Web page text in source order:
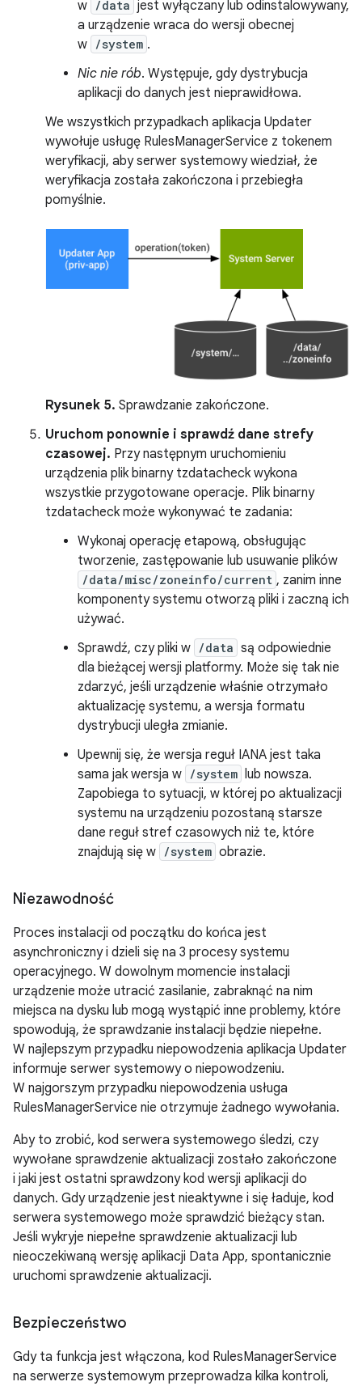
w /data jest wyłączany lub odinstalowywany,
a urządzenie wraca do wersji obecnej
w /system .
Nic nie rób. Występuje, gdy dystrybucja
aplikacji do danych jest nieprawidłowa.
We wszystkich przypadkach aplikacja Updater
wywołuje usługę RulesManagerService z tokenem
weryfikacji, aby serwer systemowy wiedział, że
weryfikacja została zakończona i przebiegła
pomyślnie.
Rysunek 5. Sprawdzanie zakończone.
Uruchom ponownie i sprawdź dane strefy
czasowej. Przy następnym uruchomieniu
urządzenia plik binarny tzdatacheck wykona
wszystkie przygotowane operacje. Plik binarny
tzdatacheck może wykonywać te zadania:
Wykonaj operację etapową, obsługując
tworzenie, zastępowanie lub usuwanie plików
/data/misc/zoneinfo/current , zanim inne
komponenty systemu otworzą pliki i zaczną ich
używać.
Sprawdź, czy pliki w /data są odpowiednie
dla bieżącej wersji platformy. Może się tak nie
zdarzyć, jeśli urządzenie właśnie otrzymało
aktualizację systemu, a wersja formatu
dystrybucji uległa zmianie.
Upewnij się, że wersja reguł IANA jest taka
sama jak wersja w /system lub nowsza.
Zapobiega to sytuacji, w której po aktualizacji
systemu na urządzeniu pozostaną starsze
dane reguł stref czasowych niż te, które
znajdują się w /system obrazie.
Niezawodność
Proces instalacji od początku do końca jest
asynchroniczny i dzieli się na 3 procesy systemu
operacyjnego. W dowolnym momencie instalacji
urządzenie może utracić zasilanie, zabraknąć na nim
miejsca na dysku lub mogą wystąpić inne problemy, które
spowodują, że sprawdzanie instalacji będzie niepełne.
W najlepszym przypadku niepowodzenia aplikacja Updater
informuje serwer systemowy o niepowodzeniu.
W najgorszym przypadku niepowodzenia usługa
RulesManagerService nie otrzymuje żadnego wywołania.
Aby to zrobić, kod serwera systemowego śledzi, czy
wywołane sprawdzenie aktualizacji zostało zakończone
i jaki jest ostatni sprawdzony kod wersji aplikacji do
danych. Gdy urządzenie jest nieaktywne i się ładuje, kod
serwera systemowego może sprawdzić bieżący stan.
Jeśli wykryje niepełne sprawdzenie aktualizacji lub
nieoczekiwaną wersję aplikacji Data App, spontanicznie
uruchomi sprawdzenie aktualizacji.
Bezpieczeństwo
Gdy ta funkcja jest włączona, kod RulesManagerService
na serwerze systemowym przeprowadza kilka kontroli,